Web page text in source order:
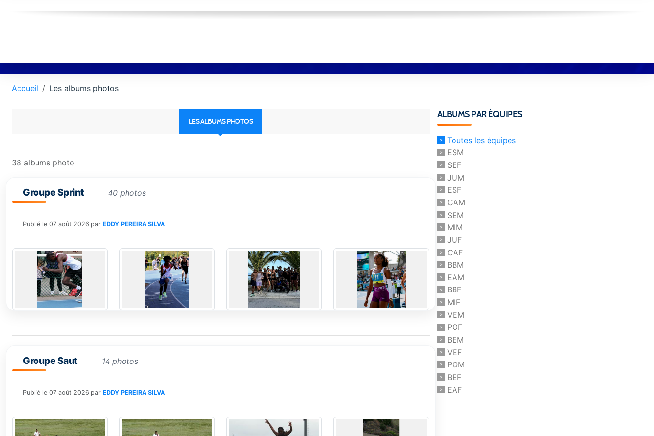
Accueil Les albums photos
LES ALBUMS PHOTOS
38 albums photo
Groupe Sprint 40 photos
Publié le 07 août 2026 par EDDY PEREIRA SILVA
Groupe Saut 14 photos
Publié le 07 août 2026 par EDDY PEREIRA SILVA
ALBUMS PAR ÉQUIPES
Toutes les équipes
ESM
SEF
JUM
ESF
CAM
SEM
MIM
JUF
CAF
BBM
EAM
BBF
MIF
VEM
POF
BEM
VEF
POM
BEF
EAF